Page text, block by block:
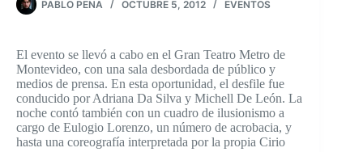
PABLO PENA OCTUBRE 5, 2012 EVENTOS
El evento se llevó a cabo en el Gran Teatro Metro de
Montevideo, con una sala desbordada de público y
medios de prensa. En esta oportunidad, el desfile fue
conducido por Adriana Da Silva y Michell De León. La
noche contó también con un cuadro de ilusionismo a
cargo de Eulogio Lorenzo, un número de acrobacia, y
hasta una coreografía interpretada por la propia Cirio